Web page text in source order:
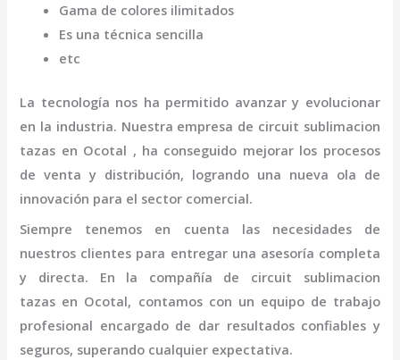
Gama de colores ilimitados
Es una técnica sencilla
etc
La tecnología nos ha permitido avanzar y evolucionar
en la industria. Nuestra empresa de circuit sublimacion
tazas en Ocotal , ha conseguido mejorar los procesos
de venta y distribución, logrando una nueva ola de
innovación para el sector comercial.
Siempre tenemos en cuenta las necesidades de
nuestros clientes para entregar una asesoría completa
y directa. En la compañía de circuit sublimacion
tazas en Ocotal, contamos con un equipo de trabajo
profesional encargado de dar resultados confiables y
seguros, superando cualquier expectativa.